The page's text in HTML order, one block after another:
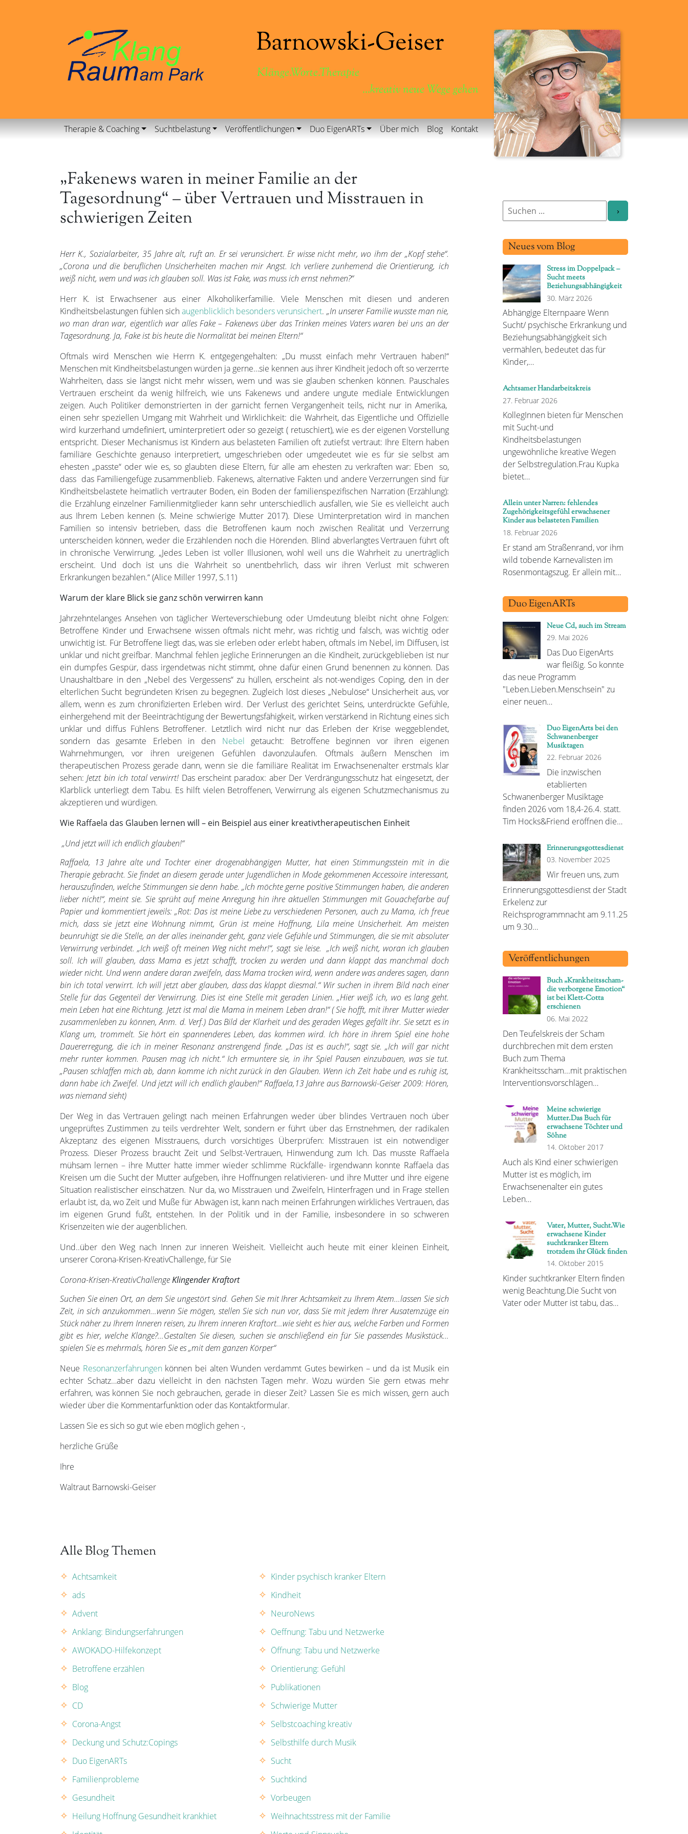
Klänge.Worte.Therapie
...kreativ neue Wege gehen
Therapie & Coaching Suchtbelastung Veröffentlichungen Duo EigenARTs Über mich Blog Kontakt
„Fakenews waren in meiner Familie an der
Tagesordnung“ – über Vertrauen und Misstrauen in
schwierigen Zeiten
Herr K., Sozialarbeiter, 35 Jahre alt, ruft an. Er sei verunsichert. Er wisse nicht mehr, wo ihm der „Kopf stehe“.
„Corona und die beruflichen Unsicherheiten machen mir Angst. Ich verliere zunhemend die Orientierung, ich
weiß nicht, wem und was ich glauben soll. Was ist Fake, was muss ich ernst nehmen?“
Herr K. ist Erwachsener aus einer Alkoholikerfamilie. Viele Menschen mit diesen und anderen
Kindheitsbelastungen fühlen sichaugenblicklich besonders verunsichert. „In unserer Familie wusste man nie,
wo man dran war, eigentlich war alles Fake – Fakenews über das Trinken meines Vaters waren bei uns an der
Tagesordnung. Ja, Fake ist bis heute die Normalität bei meinen Eltern!“
Oftmals wird Menschen wie Herrn K. entgegengehalten: „Du musst einfach mehr Vertrauen haben!“
Menschen mit Kindheitsbelastungen würden ja gerne…sie kennen aus ihrer Kindheit jedoch oft so verzerrte
Wahrheiten, dass sie längst nicht mehr wissen, wem und was sie glauben schenken können. Pauschales
Vertrauen erscheint da wenig hilfreich, wie uns Fakenews und andere ungute mediale Entwicklungen
zeigen. Auch Politiker demonstrierten in der garnicht fernen Vergangenheit teils, nicht nur in Amerika,
einen sehr speziellen Umgang mit Wahrheit und Wirklichkeit: die Wahrheit, das Eigentliche und Offizielle
wird kurzerhand umdefiniert, uminterpretiert oder so gezeigt ( retuschiert), wie es der eigenen Vorstellung
entspricht. Dieser Mechanismus ist Kindern aus belasteten Familien oft zutiefst vertraut: Ihre Eltern haben
familiäre Geschichte genauso interpretiert, umgeschrieben oder umgedeutet wie es für sie selbst am
ehesten „passte“ oder wie es, so glaubten diese Eltern, für alle am ehesten zu verkraften war: Eben so,
dass das Familiengefüge zusammenblieb. Fakenews, alternative Fakten und andere Verzerrungen sind für
Kindheitsbelastete heimatlich vertrauter Boden, ein Boden der familienspezifischen Narration (Erzählung):
die Erzählung einzelner Familienmitglieder kann sehr unterschiedlich ausfallen, wie Sie es vielleicht auch
aus Ihrem Leben kennen (s. Meine schwierige Mutter 2017). Diese Uminterpretation wird in manchen
Familien so intensiv betrieben, dass die Betroffenen kaum noch zwischen Realität und Verzerrung
unterscheiden können, weder die Erzählenden noch die Hörenden. Blind abverlangtes Vertrauen führt oft
in chronische Verwirrung. „Jedes Leben ist voller Illusionen, wohl weil uns die Wahrheit zu unerträglich
erscheint. Und doch ist uns die Wahrheit so unentbehrlich, dass wir ihren Verlust mit schweren
Erkrankungen bezahlen.“ (Alice Miller 1997, S.11)
Warum der klare Blick sie ganz schön verwirren kann
Jahrzehntelanges Ansehen von täglicher Werteverschiebung oder Umdeutung bleibt nicht ohne Folgen:
Betroffene Kinder und Erwachsene wissen oftmals nicht mehr, was richtig und falsch, was wichtig oder
unwichtig ist. Für Betroffene liegt das, was sie erleben oder erlebt haben, oftmals im Nebel, im Diffusen, ist
unklar und nicht greifbar. Manchmal fehlen jegliche Erinnerungen an die Kindheit, zurückgeblieben ist nur
ein dumpfes Gespür, dass irgendetwas nicht stimmt, ohne dafür einen Grund benennen zu können. Das
Unaushaltbare in den „Nebel des Vergessens“ zu hüllen, erscheint als not-wendiges Coping, den in der
elterlichen Sucht begründeten Krisen zu begegnen. Zugleich löst dieses „Nebulöse“ Unsicherheit aus, vor
allem, wenn es zum chronifizierten Erleben wird. Der Verlust des gerichtet Seins, unterdrückte Gefühle,
einhergehend mit der Beeinträchtigung der Bewertungsfähigkeit, wirken verstärkend in Richtung eines sich
unklar und diffus Fühlens Betroffener. Letztlich wird nicht nur das Erleben der Krise weggeblendet,
sondern das gesamte Erleben in den Nebel getaucht: Betroffene beginnen vor ihren eigenen
Wahrnehmungen, vor ihren ureigenen Gefühlen davonzulaufen. Oftmals äußern Menschen im
therapeutischen Prozess gerade dann, wenn sie die familiäre Realität im Erwachsenenalter erstmals klar
sehen:Jetzt bin ich total verwirrt! Das erscheint paradox: aber Der Verdrängungsschutz hat eingesetzt, der
Klarblick unterliegt dem Tabu. Es hilft vielen Betroffenen, Verwirrung als eigenen Schutzmechanismus zu
akzeptieren und würdigen.
Wie Raffaela das Glauben lernen will – ein Beispiel aus einer kreativtherapeutischen Einheit
„Und jetzt will ich endlich glauben!“
Raffaela, 13 Jahre alte und Tochter einer drogenabhängigen Mutter, hat einen Stimmungsstein mit in die
Therapie gebracht. Sie findet an diesem gerade unter Jugendlichen in Mode gekommenen Accessoire interessant,
herauszufinden, welche Stimmungen sie denn habe. „Ich möchte gerne positive Stimmungen haben, die anderen
lieber nicht!“, meint sie. Sie sprüht auf meine Anregung hin ihre aktuellen Stimmungen mit Gouachefarbe auf
Papier und kommentiert jeweils: „Rot: Das ist meine Liebe zu verschiedenen Personen, auch zu Mama, ich freue
mich, dass sie jetzt eine Wohnung nimmt, Grün ist meine Hoffnung, Lila meine Unsicherheit. Am meisten
beunruhigt sie die Stelle, an der alles ineinander geht, ganz viele Gefühle und Stimmungen, die sie mit absoluter
Verwirrung verbindet. „Ich weiß oft meinen Weg nicht mehr!“, sagt sie leise. „Ich weiß nicht, woran ich glauben
soll. Ich will glauben, dass Mama es jetzt schafft, trocken zu werden und dann klappt das manchmal doch
wieder nicht. Und wenn andere daran zweifeln, dass Mama trocken wird, wenn andere was anderes sagen, dann
bin ich total verwirrt. Ich will jetzt aber glauben, dass das klappt diesmal.“ Wir suchen in ihrem Bild nach einer
Stelle für das Gegenteil der Verwirrung. Dies ist eine Stelle mit geraden Linien. „Hier weiß ich, wo es lang geht.
mein Leben hat eine Richtung. Jetzt ist mal die Mama in meinem Leben dran!“ ( Sie hofft, mit ihrer Mutter wieder
zusammenleben zu können, Anm. d. Verf.) Das Bild der Klarheit und des geraden Weges gefällt ihr. Sie setzt es in
Klang um, trommelt. Sie hört ein spannenderes Leben, das kommen wird. Ich höre in ihrem Spiel eine hohe
Dauererregung, die ich in meiner Resonanz anstrengend finde. „Das ist es auch!“, sagt sie. „Ich will gar nicht
mehr runter kommen. Pausen mag ich nicht.“ Ich ermuntere sie, in ihr Spiel Pausen einzubauen, was sie tut.
„Pausen schlaffen mich ab, dann komme ich nicht zurück in den Glauben. Wenn ich Zeit habe und es ruhig ist,
dann habe ich Zweifel. Und jetzt will ich endlich glauben!“ Raffaela,13 Jahre aus Barnowski-Geiser 2009: Hören,
was niemand sieht)
Der Weg in das Vertrauen gelingt nach meinen Erfahrungen weder über blindes Vertrauen noch über
ungeprüftes Zustimmen zu teils verdrehter Welt, sondern er führt über das Ernstnehmen, der radikalen
Akzeptanz des eigenen Misstrauens, durch vorsichtiges Überprüfen: Misstrauen ist ein notwendiger
Prozess. Dieser Prozess braucht Zeit und Selbst-Vertrauen, Hinwendung zum Ich. Das musste Raffaela
mühsam lernen – ihre Mutter hatte immer wieder schlimme Rückfälle- irgendwann konnte Raffaela das
Kreisen um die Sucht der Mutter aufgeben, ihre Hoffnungen relativieren- und ihre Mutter und ihre eigene
Situation realistischer einschätzen. Nur da, wo Misstrauen und Zweifeln, Hinterfragen und in Frage stellen
erlaubt ist, da, wo Zeit und Muße für Abwägen ist, kann nach meinen Erfahrungen wirkliches Vertrauen, das
im eigenen Grund fußt, entstehen. In der Politik und in der Familie, insbesondere in so schweren
Krisenzeiten wie der augenblichen.
Und..über den Weg nach Innen zur inneren Weisheit. Vielleicht auch heute mit einer kleinen Einheit,
unserer Corona-Krisen-KreativChallenge, für Sie
Corona-Krisen-KreativChallengeKlingender Kraftort
Suchen Sie einen Ort, an dem Sie ungestört sind. Gehen Sie mit Ihrer Achtsamkeit zu Ihrem Atem…lassen Sie sich
Zeit, in sich anzukommen…wenn Sie mögen, stellen Sie sich nun vor, dass Sie mit jedem Ihrer Ausatemzüge ein
Stück näher zu Ihrem Inneren reisen, zu Ihrem inneren Kraftort…wie sieht es hier aus, welche Farben und Formen
gibt es hier, welche Klänge?…Gestalten Sie diesen, suchen sie anschließend ein für Sie passendes Musikstück…
spielen Sie es mehrmals, hören Sie es „mit dem ganzen Körper“
Neue Resonanzerfahrungenkönnen bei alten Wunden verdammt Gutes bewirken – und da ist Musik ein
echter Schatz…aber dazu vielleicht in den nächsten Tagen mehr. Wozu würden Sie gern etwas mehr
erfahren, was können Sie noch gebrauchen, gerade in dieser Zeit? Lassen Sie es mich wissen, gern auch
wieder über die Kommentarfunktion oder das Kontaktformular.
Lassen Sie es sich so gut wie eben möglich gehen -,
herzliche Grüße
Ihre
Waltraut Barnowski-Geiser
Alle Blog Themen
Achtsamkeit
ads
Advent
Anklang: Bindungserfahrungen
AWOKADO-Hilfekonzept
Betroffene erzählen
Blog
CD
Corona-Angst
Deckung und Schutz:Copings
Duo EigenARTs
Familienprobleme
Gesundheit
Heilung Hoffnung Gesundheit krankhiet
Kinder psychisch kranker Eltern
Kindheit
NeuroNews
Oeffnung: Tabu und Netzwerke
Öffnung: Tabu und Netzwerke
Orientierung: Gefühl
Publikationen
Schwierige Mutter
Selbstcoaching kreativ
Selbsthilfe durch Musik
Sucht
Suchtkind
Vorbeugen
Weihnachtsstress mit der Familie
Neues vom Blog
Stress im Doppelpack –
Sucht meets
Beziehungsabhängigkeit
30. März 2026
Abhängige Elternpaare Wenn
Sucht/ psychische Erkrankung und
Beziehungsabhängigkeit sich
vermählen, bedeutet das für
Kinder,…
Achtsamer Handarbeitskreis
27. Februar 2026
KollegInnen bieten für Menschen
mit Sucht-und
Kindheitsbelastungen
ungewöhnliche kreative Wegen
der Selbstregulation.Frau Kupka
bietet…
Allein unter Narren: fehlendes
Zugehörigkeitsgefühl erwachsener
Kinder aus belasteten Familien
18. Februar 2026
Er stand am Straßenrand, vor ihm
wild tobende Karnevalisten im
Rosenmontagszug. Er allein mit…
Duo EigenARTs
Neue Cd, auch im Stream
29. Mai 2026
Das Duo EigenArts
war fleißig. So konnte
das neue Programm
"Leben.Lieben.Menschsein" zu
einer neuen…
Duo EigenArts bei den
Schwanenberger
Musiktagen
22. Februar 2026
Die inzwischen
etablierten
Schwanenberger Musiktage
finden 2026 vom 18,4-26.4. statt.
Tim Hocks&Friend eröffnen die…
Erinnerungsgottesdienst
03. November 2025
Wir freuen uns, zum
Erinnerungsgottesdienst der Stadt
Erkelenz zur
Reichsprogrammnacht am 9.11.25
um 9.30…
Veröffentlichungen
Buch „Krankheitsscham-
die verborgene Emotion“
ist bei Klett-Cotta
erschienen
06. Mai 2022
Den Teufelskreis der Scham
durchbrechen mit dem ersten
Buch zum Thema
Krankheitsscham...mit praktischen
Interventionsvorschlägen…
Meine schwierige
Mutter.Das Buch für
erwachsene Töchter und
Söhne
14. Oktober 2017
Auch als Kind einer schwierigen
Mutter ist es möglich, im
Erwachsenenalter ein gutes
Leben…
Vater, Mutter, Sucht.Wie
erwachsene Kinder
suchtkranker Eltern
trotzdem ihr Glück finden
14. Oktober 2015
Kinder suchtkranker Eltern finden
wenig Beachtung.Die Sucht von
Vater oder Mutter ist tabu, das…